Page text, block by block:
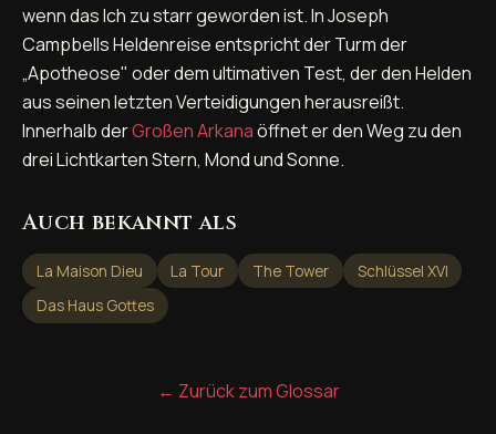
wenn das Ich zu starr geworden ist. In Joseph
Campbells Heldenreise entspricht der Turm der
„Apotheose" oder dem ultimativen Test, der den Helden
aus seinen letzten Verteidigungen herausreißt.
Innerhalb derGroßen Arkanaöffnet er den Weg zu den
drei Lichtkarten Stern, Mond und Sonne.
Auch bekannt als
La Maison Dieu La Tour The Tower
Schlüssel XVI
Das Haus Gottes
← Zurück zum Glossar